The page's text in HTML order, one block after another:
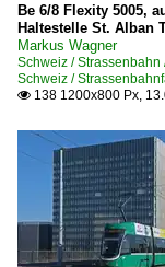
Be 6/8 Flexity 5005,
Haltestelle St. Alban
Markus Wagner
Schweiz /
Schweiz /
 138 1200x800 Px,